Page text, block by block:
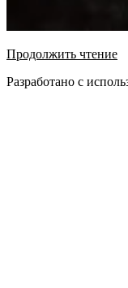
Продолжить чтение
2020-
Разработано с